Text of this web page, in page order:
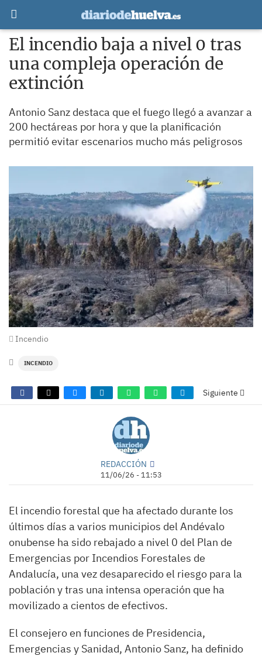
El incendio baja a nivel 0 tras
una compleja operación de
extinción
Antonio Sanz destaca que el fuego llegó a avanzar a
200 hectáreas por hora y que la planificación
permitió evitar escenarios mucho más peligrosos
Incendio
INCENDIO
Siguiente
REDACCIÓN
11/06/26 - 11:53
El incendio forestal que ha afectado durante los
últimos días a varios municipios del Andévalo
onubense ha sido rebajado a nivel 0 del Plan de
Emergencias por Incendios Forestales de
Andalucía, una vez desaparecido el riesgo para la
población y tras una intensa operación que ha
movilizado a cientos de efectivos.
El consejero en funciones de Presidencia,
Emergencias y Sanidad, Antonio Sanz, ha definido